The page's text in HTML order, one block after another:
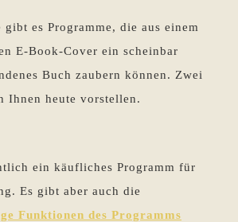
es Programme, die aus einem
E-Book-Cover ein scheinbar
Buch zaubern können. Zwei
Ihnen heute vorstellen.
ein käufliches Programm für
Es gibt aber auch die
Funktionen des Programms